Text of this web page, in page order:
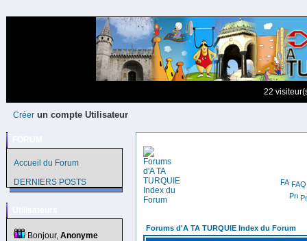
22
Créer un compte Utilisateur
Accueil du Forum
DERNIERS POSTS
Bonjour, Anonyme
FAQ
Forums d'A TA TURQUIE Index du Forum